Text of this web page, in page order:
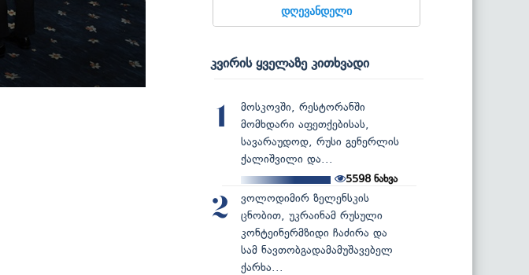
დღევანდელი
კვირის ყველაზე კითხვადი
1
მოსკოვში, რესტორანში
მომხდარი აფეთქებისას,
სავარაუდოდ, რუსი გენერლის
ქალიშვილი და...
5598 ნახვა
2
ვოლოდიმირ ზელენსკის
ცნობით, უკრაინამ რუსული
კონტეინერმზიდი ჩაძირა და
სამ ნავთობგადამამუშავებელ
ქარხა...